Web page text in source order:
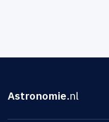
Astronomie.nl